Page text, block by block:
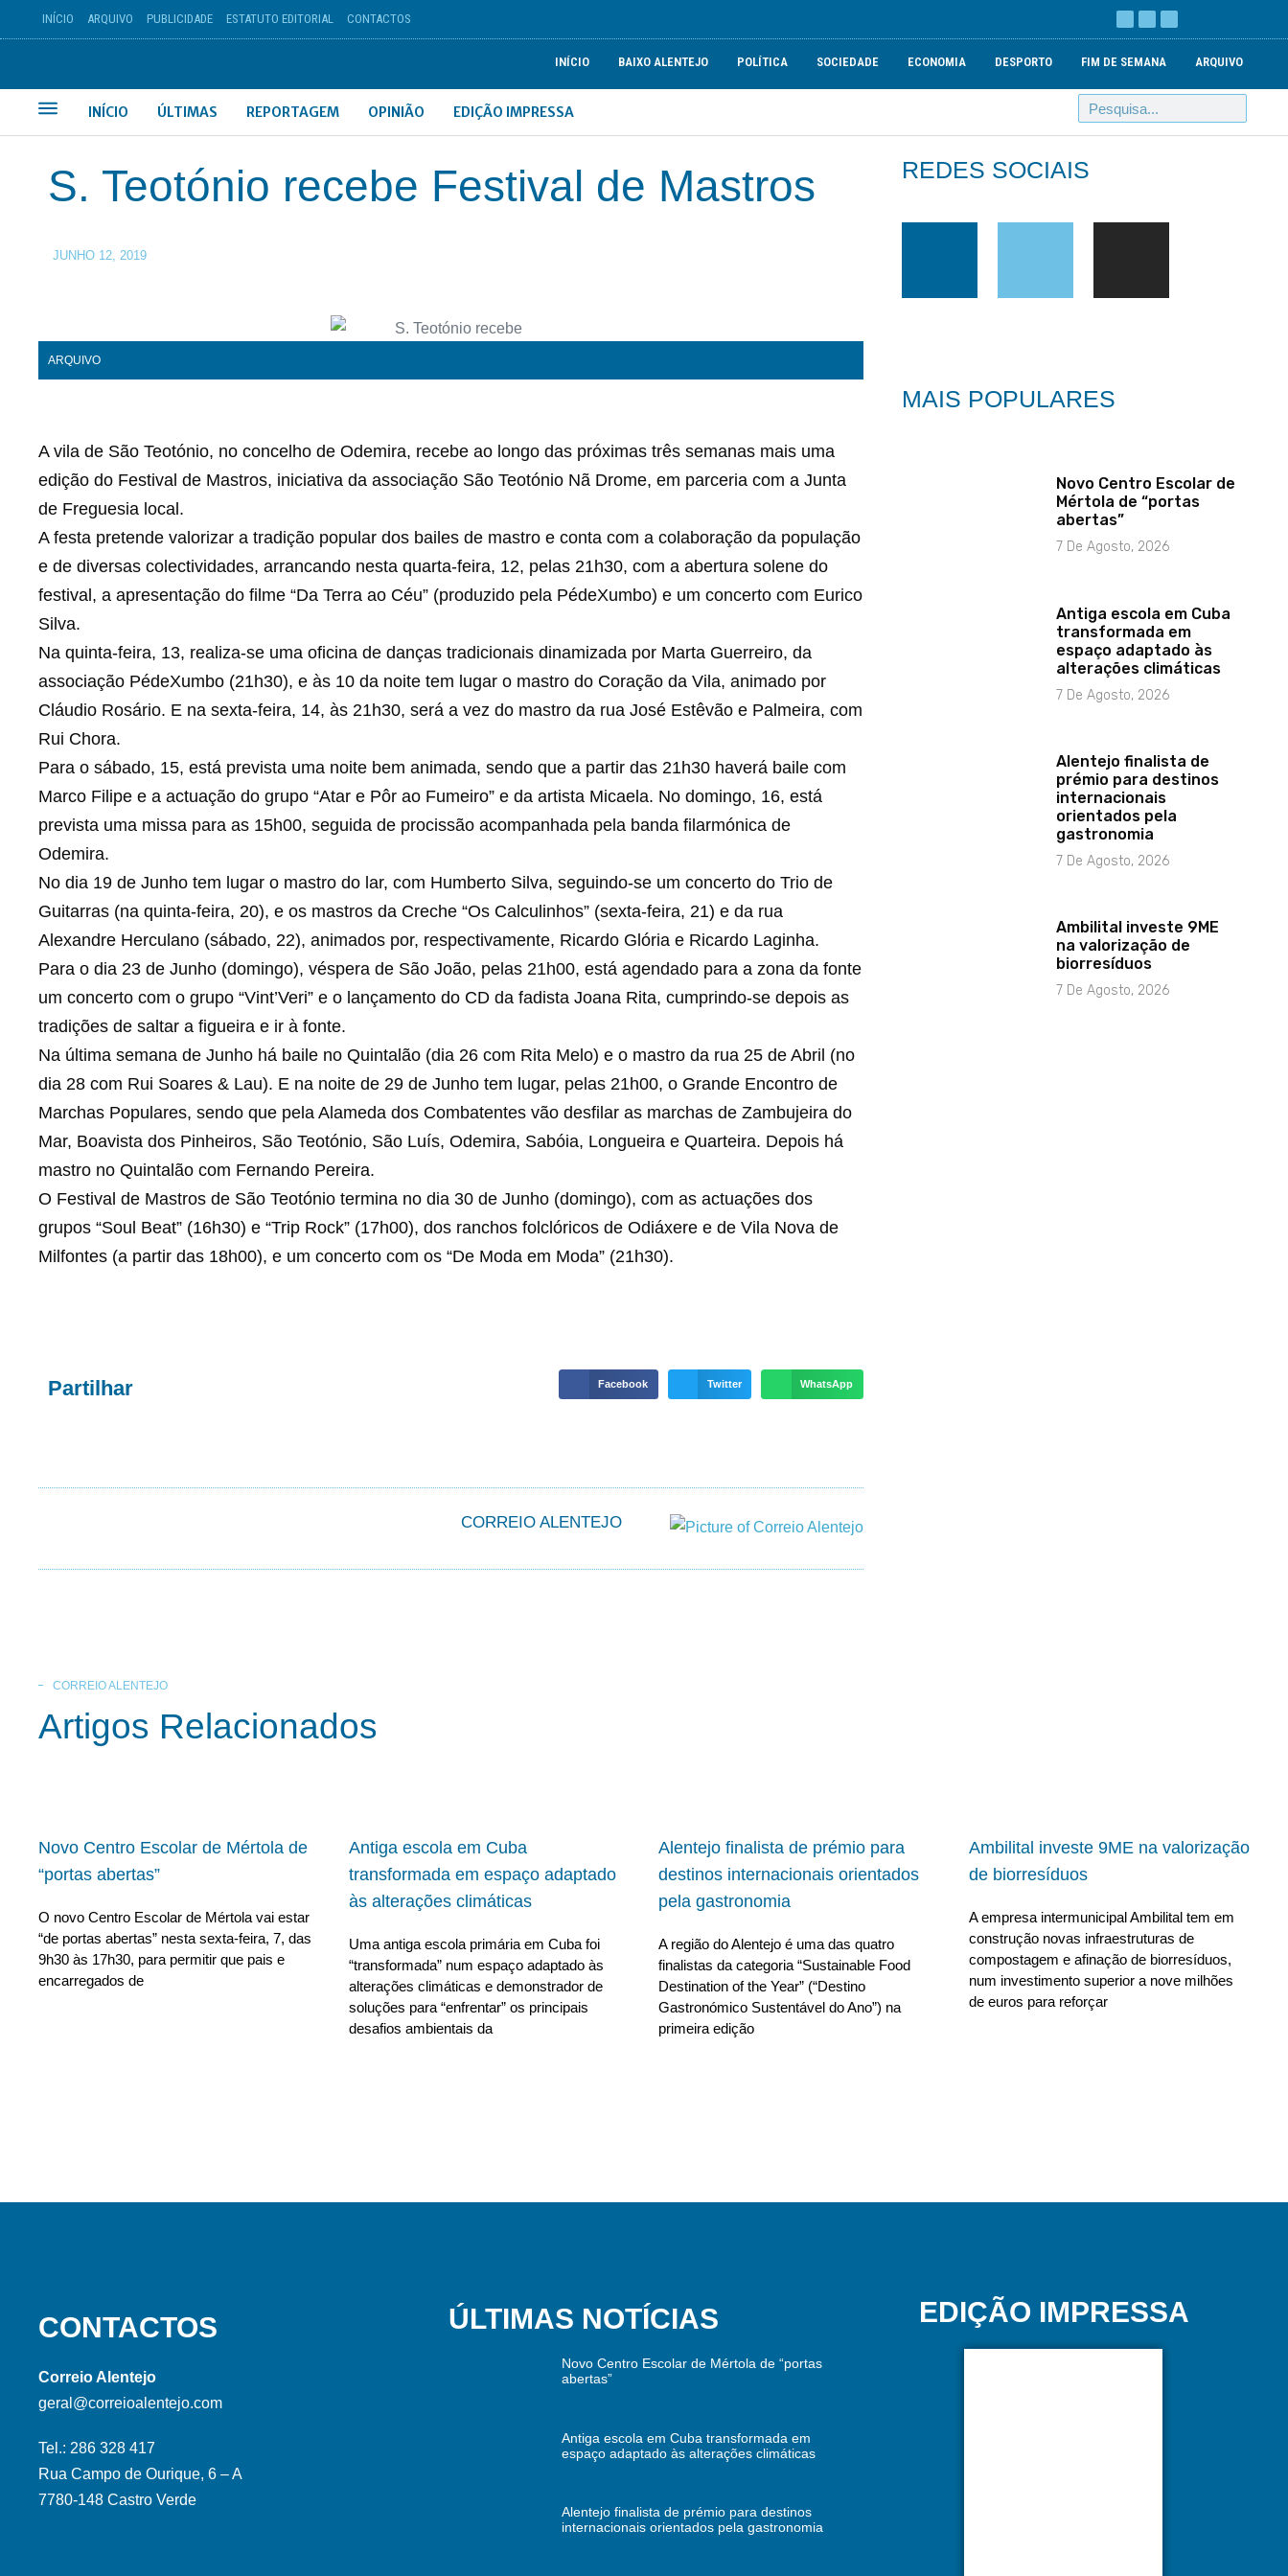
INÍCIO ARQUIVO PUBLICIDADE ESTATUTO EDITORIAL CONTACTOS
INÍCIO BAIXO ALENTEJO POLÍTICA SOCIEDADE ECONOMIA DESPORTO FIM DE SEMANA ARQUIVO
INÍCIO ÚLTIMAS REPORTAGEM OPINIÃO EDIÇÃO IMPRESSA
S. Teotónio recebe Festival de Mastros
JUNHO 12, 2019
ARQUIVO
A vila de São Teotónio, no concelho de Odemira, recebe ao longo das próximas três semanas mais uma
edição do Festival de Mastros, iniciativa da associação São Teotónio Nã Drome, em parceria com a Junta
de Freguesia local.
A festa pretende valorizar a tradição popular dos bailes de mastro e conta com a colaboração da população
e de diversas colectividades, arrancando nesta quarta-feira, 12, pelas 21h30, com a abertura solene do
festival, a apresentação do filme “Da Terra ao Céu” (produzido pela PédeXumbo) e um concerto com Eurico
Silva.
Na quinta-feira, 13, realiza-se uma oficina de danças tradicionais dinamizada por Marta Guerreiro, da
associação PédeXumbo (21h30), e às 10 da noite tem lugar o mastro do Coração da Vila, animado por
Cláudio Rosário. E na sexta-feira, 14, às 21h30, será a vez do mastro da rua José Estêvão e Palmeira, com
Rui Chora.
Para o sábado, 15, está prevista uma noite bem animada, sendo que a partir das 21h30 haverá baile com
Marco Filipe e a actuação do grupo “Atar e Pôr ao Fumeiro” e da artista Micaela. No domingo, 16, está
prevista uma missa para as 15h00, seguida de procissão acompanhada pela banda filarmónica de
Odemira.
No dia 19 de Junho tem lugar o mastro do lar, com Humberto Silva, seguindo-se um concerto do Trio de
Guitarras (na quinta-feira, 20), e os mastros da Creche “Os Calculinhos” (sexta-feira, 21) e da rua
Alexandre Herculano (sábado, 22), animados por, respectivamente, Ricardo Glória e Ricardo Laginha.
Para o dia 23 de Junho (domingo), véspera de São João, pelas 21h00, está agendado para a zona da fonte
um concerto com o grupo “Vint’Veri” e o lançamento do CD da fadista Joana Rita, cumprindo-se depois as
tradições de saltar a figueira e ir à fonte.
Na última semana de Junho há baile no Quintalão (dia 26 com Rita Melo) e o mastro da rua 25 de Abril (no
dia 28 com Rui Soares & Lau). E na noite de 29 de Junho tem lugar, pelas 21h00, o Grande Encontro de
Marchas Populares, sendo que pela Alameda dos Combatentes vão desfilar as marchas de Zambujeira do
Mar, Boavista dos Pinheiros, São Teotónio, São Luís, Odemira, Sabóia, Longueira e Quarteira. Depois há
mastro no Quintalão com Fernando Pereira.
O Festival de Mastros de São Teotónio termina no dia 30 de Junho (domingo), com as actuações dos
grupos “Soul Beat” (16h30) e “Trip Rock” (17h00), dos ranchos folclóricos de Odiáxere e de Vila Nova de
Milfontes (a partir das 18h00), e um concerto com os “De Moda em Moda” (21h30).
Partilhar Facebook Twitter WhatsApp
CORREIO ALENTEJO
REDES SOCIAIS
MAIS POPULARES
Novo Centro Escolar de
Mértola de “portas
abertas”
7 De Agosto, 2026
Antiga escola em Cuba
transformada em
espaço adaptado às
alterações climáticas
7 De Agosto, 2026
Alentejo finalista de
prémio para destinos
internacionais
orientados pela
gastronomia
7 De Agosto, 2026
Ambilital investe 9ME
na valorização de
biorresíduos
7 De Agosto, 2026
CORREIO ALENTEJO
Artigos Relacionados
Novo Centro Escolar de Mértola de
“portas abertas”
O novo Centro Escolar de Mértola vai estar
“de portas abertas” nesta sexta-feira, 7, das
9h30 às 17h30, para permitir que pais e
encarregados de
Antiga escola em Cuba
transformada em espaço adaptado
às alterações climáticas
Uma antiga escola primária em Cuba foi
“transformada” num espaço adaptado às
alterações climáticas e demonstrador de
soluções para “enfrentar” os principais
desafios ambientais da
Alentejo finalista de prémio para
destinos internacionais orientados
pela gastronomia
A região do Alentejo é uma das quatro
finalistas da categoria “Sustainable Food
Destination of the Year” (“Destino
Gastronómico Sustentável do Ano”) na
primeira edição
Ambilital investe 9ME na valorização
de biorresíduos
A empresa intermunicipal Ambilital tem em
construção novas infraestruturas de
compostagem e afinação de biorresíduos,
num investimento superior a nove milhões
de euros para reforçar
CONTACTOS
Correio Alentejo
geral@correioalentejo.com
Tel.: 286 328 417
Rua Campo de Ourique, 6 – A
7780-148 Castro Verde
ÚLTIMAS NOTÍCIAS
Novo Centro Escolar de Mértola de “portas
abertas”
Antiga escola em Cuba transformada em
espaço adaptado às alterações climáticas
Alentejo finalista de prémio para destinos
internacionais orientados pela gastronomia
EDIÇÃO IMPRESSA